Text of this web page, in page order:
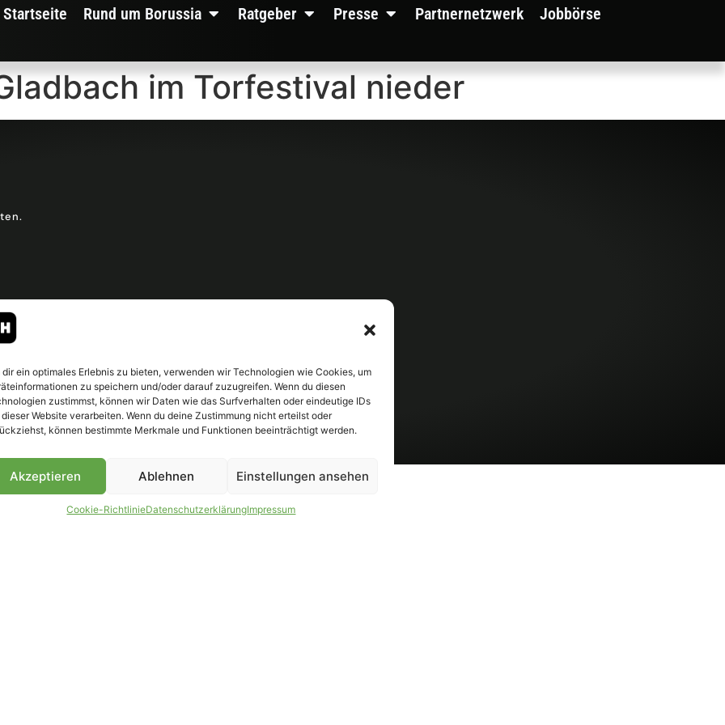
dir ein optimales Erlebnis zu bieten, verwenden wir Technologien wie Cookies, um
zu speichern und/oder darauf zuzugreifen. Wenn du diesen
zustimmst, können wir Daten wie das Surfverhalten oder eindeutige IDs
Website verarbeiten. Wenn du deine Zustimmung nicht erteilst oder
können bestimmte Merkmale und Funktionen beeinträchtigt werden.
Akzeptieren Ablehnen Einstellungen ansehen
Cookie-RichtlinieDatenschutzerklärungImpressum
Startseite Rund um Borussia Ratgeber Presse Partnernetzwerk Jobbörse
im Torfestival nieder